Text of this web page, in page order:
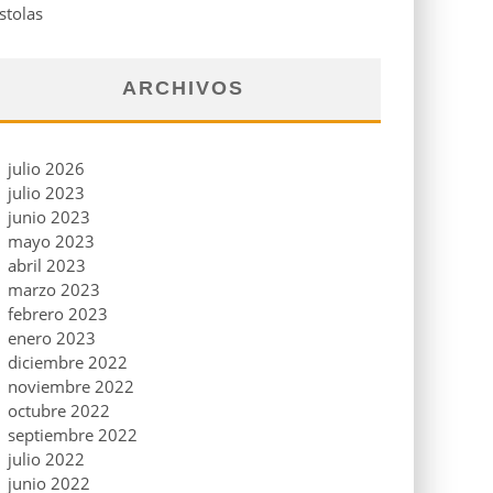
ARCHIVOS
julio 2026
julio 2023
junio 2023
mayo 2023
abril 2023
marzo 2023
febrero 2023
enero 2023
diciembre 2022
noviembre 2022
octubre 2022
septiembre 2022
julio 2022
junio 2022